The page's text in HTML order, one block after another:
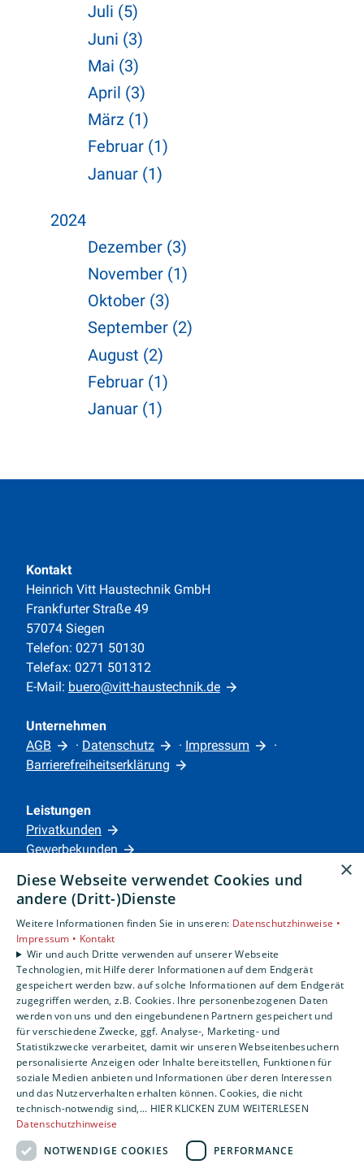
Juli (5)
Juni (3)
Mai (3)
April (3)
März (1)
Februar (1)
Januar (1)
2024
Dezember (3)
November (1)
Oktober (3)
September (2)
August (2)
Februar (1)
Januar (1)
Kontakt
Heinrich Vitt Haustechnik GmbH
Frankfurter Straße 49
57074 Siegen
Telefon: 0271 50130
Telefax: 0271 501312
E-Mail: buero@vitt-haustechnik.de
Unternehmen
AGB
· Datenschutz · Impressum
·
Barrierefreiheitserklärung
Leistungen
Privatkunden
Gewerbekunden
Unternehmen
Standorte
Siegen
Um externe HTML-Inhalte anzuzeigen, benötigen
wir Ihre Einwilligung.
Weitere Informationen finden Sie in unserer
Datenschutzerklärung.
COOKIE-EINSTELLUNGEN ÖFFNEN
×
Diese Webseite verwendet Cookies und
andere (Dritt-)Dienste
Weitere Informationen finden Sie in unseren: Datenschutzhinweise •
Impressum • Kontakt
Wir und auch Dritte verwenden auf unserer Webseite
Technologien, mit Hilfe derer Informationen auf dem Endgerät
gespeichert werden bzw. auf solche Informationen auf dem Endgerät
zugegriffen werden, z.B. Cookies. Ihre personenbezogenen Daten
werden von uns und den eingebundenen Partnern gespeichert und
für verschiedene Zwecke, ggf. Analyse-, Marketing- und
Statistikzwecke verarbeitet, damit wir unseren Webseitenbesuchern
personalisierte Anzeigen oder Inhalte bereitstellen, Funktionen für
soziale Medien anbieten und Informationen über deren Interessen
und das Nutzerverhalten erhalten können. Cookies, die nicht
technisch-notwendig sind,... HIER KLICKEN ZUM WEITERLESEN
Datenschutzhinweise
NOTWENDIGE COOKIES
PERFORMANCE